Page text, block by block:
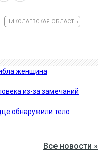
НИКОЛАЕВСКАЯ ОБЛАСТЬ
женщина
из-за замечаний
обнаружили тело
Все новости »